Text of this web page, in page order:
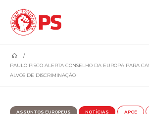
PAULO PISCO ALERTA CONSELHO DA EUROPA PARA
ALVOS DE DISCRIMINAÇÃO
ASSUNTOS EUROPEUS NOTÍCIAS APCE